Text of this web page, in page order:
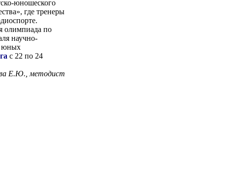
юношеского
где тренеры
олимпиада по
научно-
юных
с 22 по 24
Е.Ю., методист